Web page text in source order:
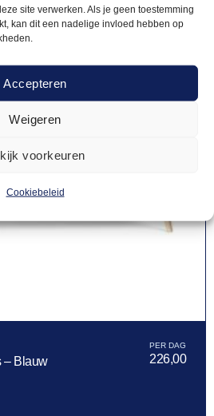
site verwerken. Als je geen toestemming
kan dit een nadelige invloed hebben op
Accepteren
Weigeren
voorkeuren
Cookiebeleid
– Blauw 226,00